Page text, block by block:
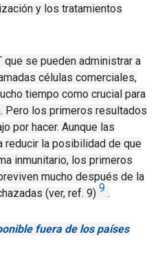
y los tratamientos
que se pueden administrar a
células comerciales,
tiempo como crucial para
Pero los primeros resultados
por hacer.Aunque las
reducir la posibilidad de que
inmunitario, los primeros
mucho después de la
(ver, ref. 9) 9 .
fuera de los países